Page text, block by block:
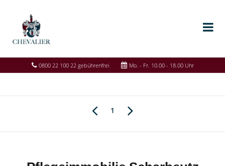
0800 22 100 22 gebührenfrei Mo. - Fr. 10.00 - 18.00 Uhr
1